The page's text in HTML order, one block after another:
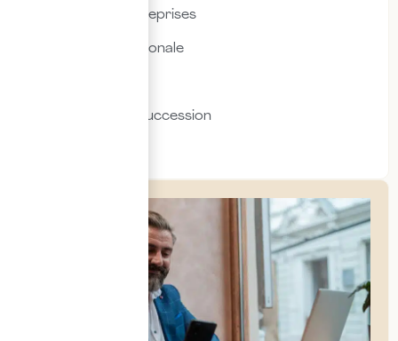
Fiscalité des entreprises
Fiscalité internationale
Transmission & succession